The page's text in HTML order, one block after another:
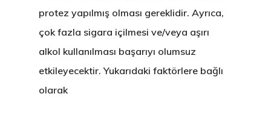
protez yapılmış olması gereklidir. Ayrıca,
çok fazla sigara içilmesi ve/veya aşırı
alkol kullanılması başarıyı olumsuz
etkileyecektir. Yukarıdaki faktörlere bağlı
olarak